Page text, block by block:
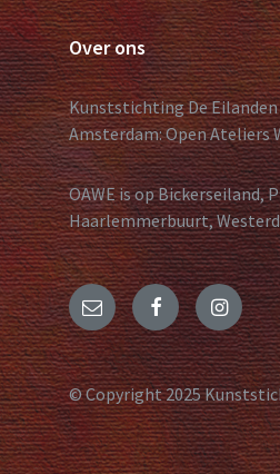
Over ons
Kunststichting De
Amsterdam: Open Ateliers
OAWE is op Bickerseiland,
Haarlemmerbuurt,
© Copyright 2025